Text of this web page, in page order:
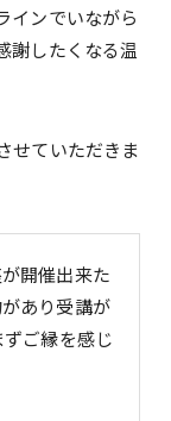
インでいながら
謝したくなる温
せていただきま
開催出来た
あり受講が
ご縁を感じ